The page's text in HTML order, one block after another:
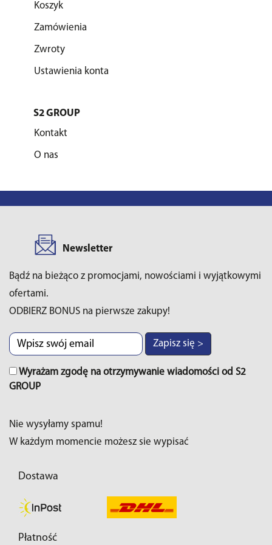
Koszyk
Zamówienia
Zwroty
Ustawienia konta
S2 GROUP
Kontakt
O nas
Newsletter
Bądź na bieżąco z promocjami, nowościami i wyjątkowymi
ofertami.
ODBIERZ BONUS na pierwsze zakupy!
Zapisz się >
Wyrażam zgodę na otrzymywanie wiadomości od S2
GROUP
Nie wysyłamy spamu!
W każdym momencie możesz sie wypisać
Dostawa
Płatność